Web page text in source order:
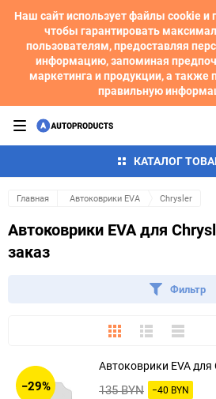
Наш сайт использует файлы cookie и
чтобы гарантировать
пользователям, предоставляя
информацию, запоминая
маркетинга и продукции, а также
правильную
КАТАЛОГ
Главная Автоковрики EVA Chrysler
Автоковрики EVA для
заказ
Фильтр
ПлиткаПодробноКомпактно
−29%
Автоковрики EVA для
135 BYN −40 BYN